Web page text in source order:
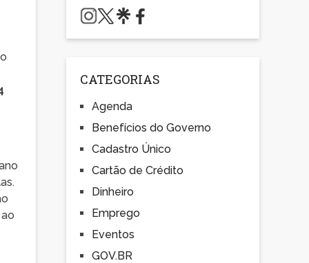
CATEGORIAS
Agenda
Benefícios do Governo
Cadastro Único
Cartão de Crédito
Dinheiro
Emprego
Eventos
GOV.BR